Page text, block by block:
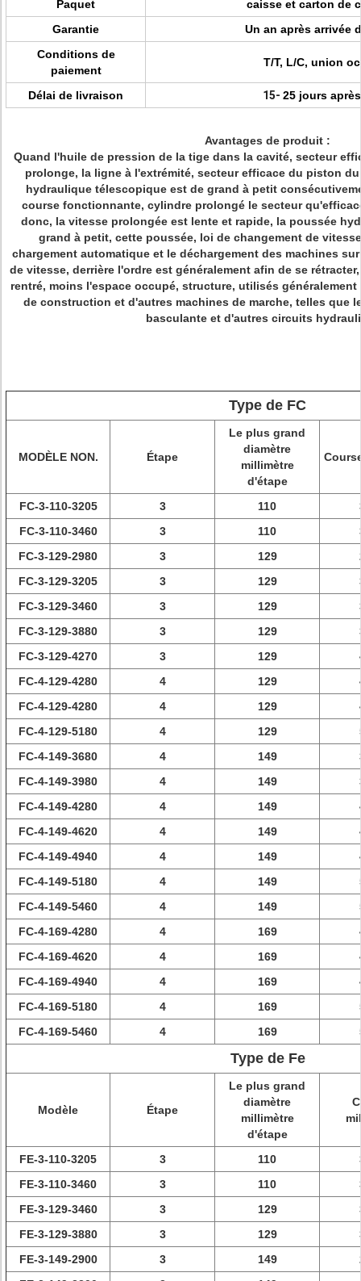
Paquet
caisse et carton de
Garantie
Un an après arrivée
Conditions de
paiement
T/T, L/C, union
Délai de livraison 15- 25 jours
Avantages de produit :
Quand l'huile de pression de la tige dans la cavité, secteur
prolonge, la ligne à l'extrémité, secteur efficace du piston
hydraulique télescopique est de grand à petit
course fonctionnante, cylindre prolongé le secteur
donc, la vitesse prolongée est lente et rapide, la poussée
grand à petit, cette poussée, loi de changement de
chargement automatique et le déchargement des machines
de vitesse, derrière l'ordre est généralement afin de se
rentré, moins l'espace occupé, structure, utilisés
de construction et d'autres machines de marche, telles que
basculante et d'autres circuits
Type de FC
MODÈLE NON. Étape
Le plus grand
diamètre
millimètre
d'étape
FC-3-110-3205 3 110
FC-3-110-3460
3 110
FC-3-129-2980
3 129
FC-3-129-3205
3 129
FC-3-129-3460
3 129
FC-3-129-3880
3 129
FC-3-129-4270
3 129
FC-4-129-4280
4 129
FC-4-129-4280
4 129
FC-4-129-5180
4 129
FC-4-149-3680
4 149
FC-4-149-3980
4 149
FC-4-149-4280
4 149
FC-4-149-4620
4 149
FC-4-149-4940
4 149
FC-4-149-5180
4 149
FC-4-149-5460
4 149
FC-4-169-4280
4 169
FC-4-169-4620
4 169
FC-4-169-4940
4 169
FC-4-169-5180
4 169
FC-4-169-5460
4 169
Type de Fe
Modèle Étape
Le plus grand
diamètre
millimètre
d'étape
FE-3-110-3205 3 110
FE-3-110-3460
3 110
FE-3-129-3460
3 129
FE-3-129-3880
3 129
FE-3-149-2900
3 149